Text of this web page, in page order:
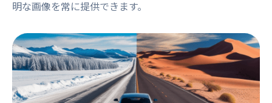
明な画像を常に提供できます。